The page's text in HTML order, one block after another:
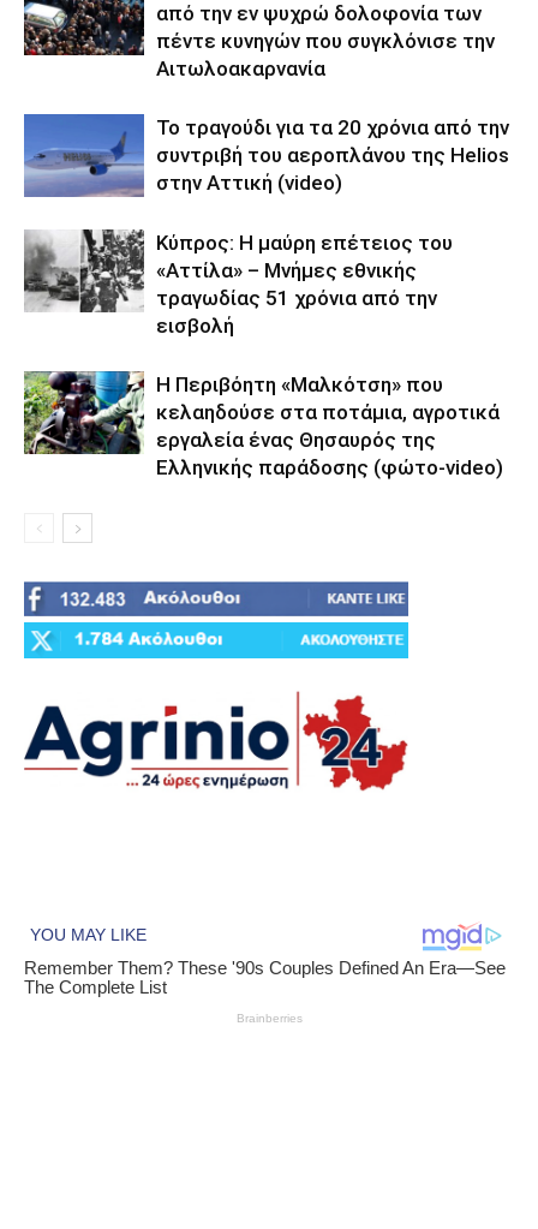
από την εν ψυχρώ δολοφονία των
πέντε κυνηγών που συγκλόνισε την
Αιτωλοακαρνανία
Το τραγούδι για τα 20 χρόνια από την
συντριβή του αεροπλάνου της Helios
στην Αττική (video)
Κύπρος: Η μαύρη επέτειος του
«Αττίλα» – Μνήμες εθνικής
τραγωδίας 51 χρόνια από την
εισβολή
Η Περιβόητη «Μαλκότση» που
κελαηδούσε στα ποτάμια, αγροτικά
εργαλεία ένας Θησαυρός της
Ελληνικής παράδοσης (φώτο-video)